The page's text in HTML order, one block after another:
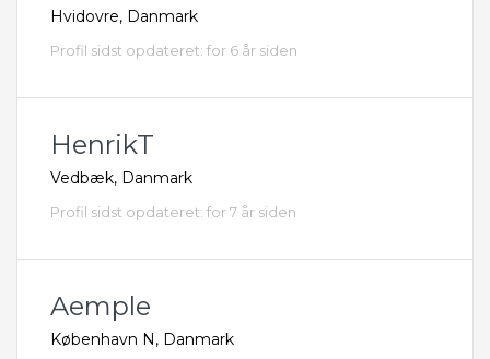
Hvidovre, Danmark
Profil sidst opdateret: for 6 år siden
HenrikT
Vedbæk, Danmark
Profil sidst opdateret: for 7 år siden
Aemple
København N, Danmark